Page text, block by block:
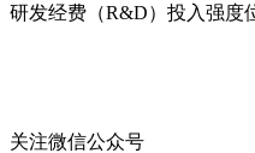
研发经费（R&D）投入强度
关注微信公众号